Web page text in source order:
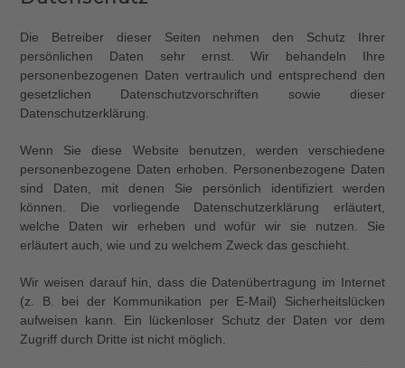
Die Betreiber dieser Seiten nehmen den Schutz Ihrer
persönlichen Daten sehr ernst. Wir behandeln Ihre
personenbezogenen Daten vertraulich und entsprechend den
gesetzlichen Datenschutzvorschriften sowie dieser
Datenschutzerklärung.
Wenn Sie diese Website benutzen, werden verschiedene
personenbezogene Daten erhoben. Personenbezogene Daten
sind Daten, mit denen Sie persönlich identifiziert werden
können. Die vorliegende Datenschutzerklärung erläutert,
welche Daten wir erheben und wofür wir sie nutzen. Sie
erläutert auch, wie und zu welchem Zweck das geschieht.
Wir weisen darauf hin, dass die Datenübertragung im Internet
(z. B. bei der Kommunikation per E-Mail) Sicherheitslücken
aufweisen kann. Ein lückenloser Schutz der Daten vor dem
Zugriff durch Dritte ist nicht möglich.